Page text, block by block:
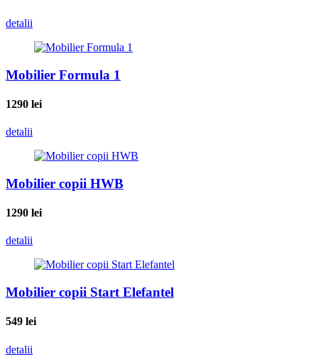
detalii
Mobilier Formula 1
1290 lei
detalii
Mobilier copii HWB
1290 lei
detalii
Mobilier copii Start Elefantel
549 lei
detalii